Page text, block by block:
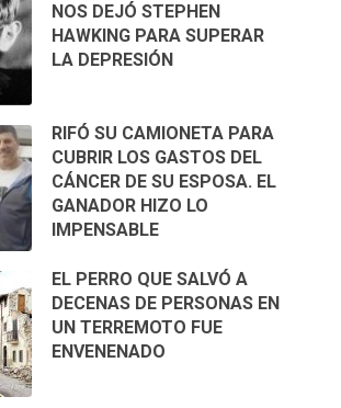
NOS DEJÓ STEPHEN
HAWKING PARA SUPERAR
LA DEPRESIÓN
RIFÓ SU CAMIONETA PARA
CUBRIR LOS GASTOS DEL
CÁNCER DE SU ESPOSA. EL
GANADOR HIZO LO
IMPENSABLE
EL PERRO QUE SALVÓ A
DECENAS DE PERSONAS EN
UN TERREMOTO FUE
ENVENENADO